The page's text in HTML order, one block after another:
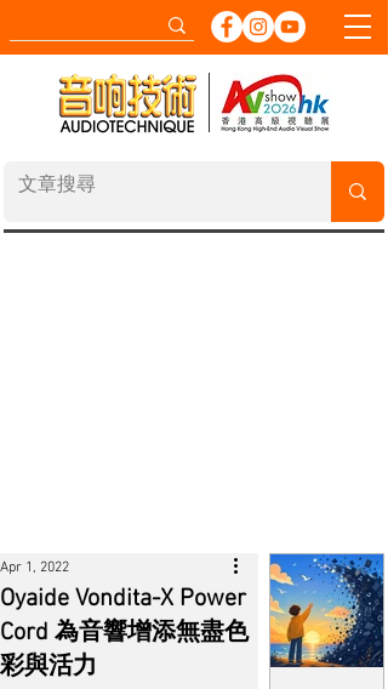
Oyaide Vondita-X Power
Cord 為音響增添無盡色
彩與活力
Apr 1, 2022